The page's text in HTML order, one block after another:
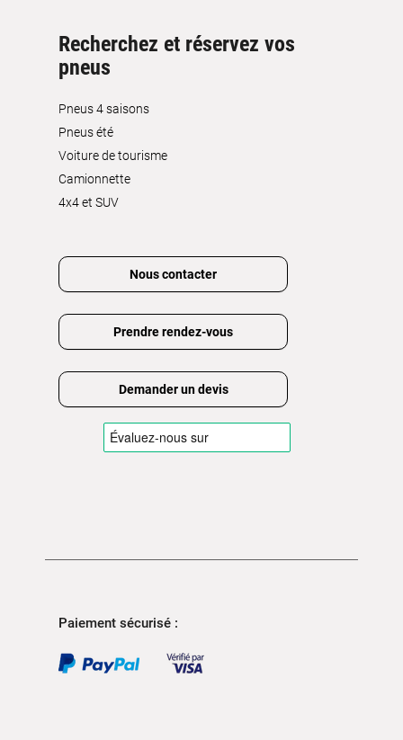
Recherchez et réservez vos
pneus
Pneus 4 saisons
Pneus été
Voiture de tourisme
Camionnette
4x4 et SUV
Nous contacter
Prendre rendez-vous
Demander un devis
Paiement sécurisé :